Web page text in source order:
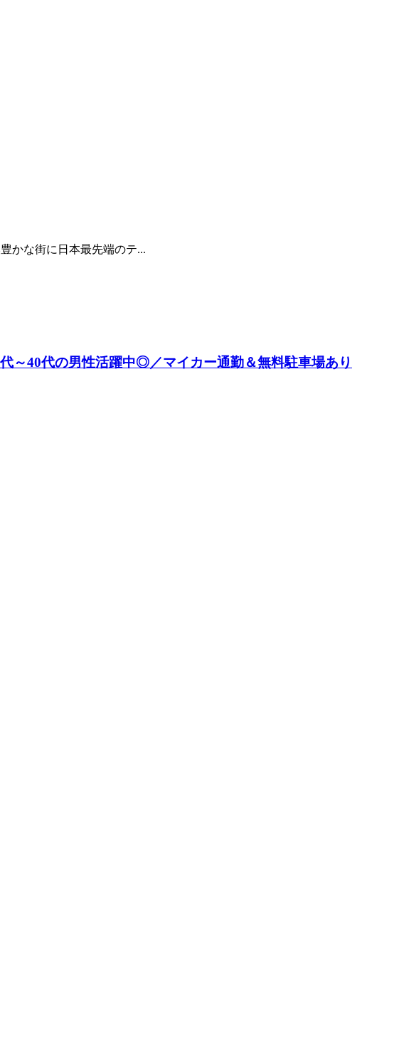
かな街に日本最先端のテ...
～40代の男性活躍中◎／マイカー通勤＆無料駐車場あり